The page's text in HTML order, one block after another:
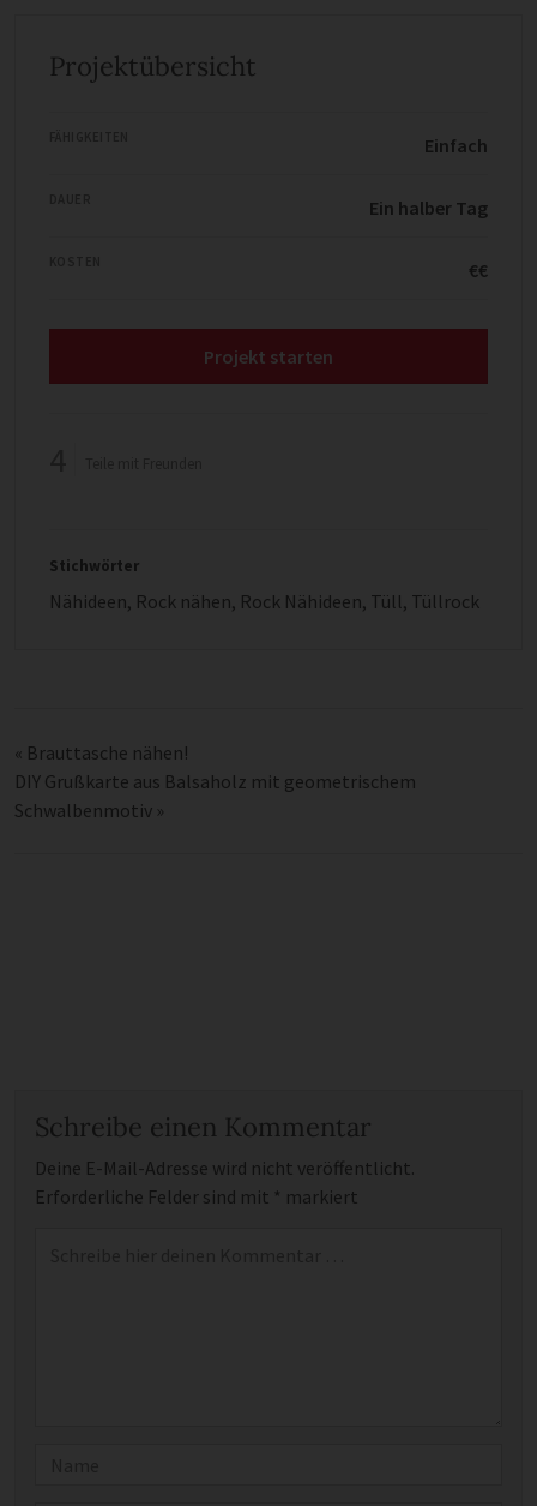
Projektübersicht
Einfach
Ein halber Tag
€€
Projekt starten
Stichwörter
Nähideen, Rock nähen, Rock Nähideen, Tüll, Tüllrock
« Brauttasche nähen!
DIY Grußkarte aus Balsaholz mit geometrischem
Schwalbenmotiv »
Schreibe einen Kommentar
Deine E-Mail-Adresse wird nicht veröffentlicht.
Erforderliche Felder sind mit * markiert